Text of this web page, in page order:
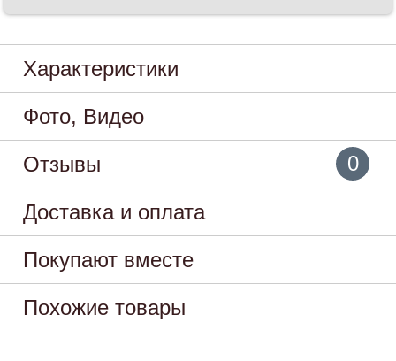
Характеристики
Фото, Видео
Отзывы
0
Доставка и оплата
Покупают вместе
Похожие товары